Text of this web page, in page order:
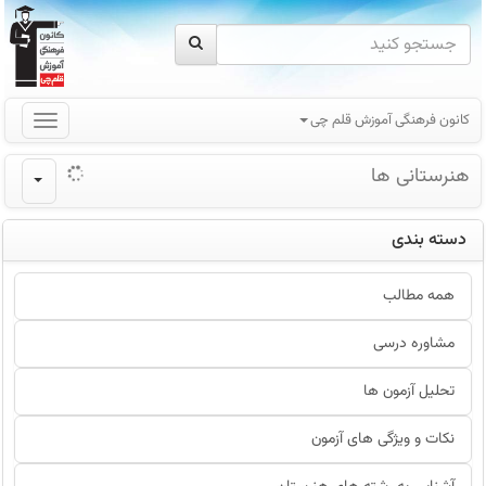
کانون فرهنگی آموزش قلم چی
هنرستانی ها
دسته بندی
همه مطالب
مشاوره درسی
تحلیل آزمون ها
نکات و ویژگی های آزمون